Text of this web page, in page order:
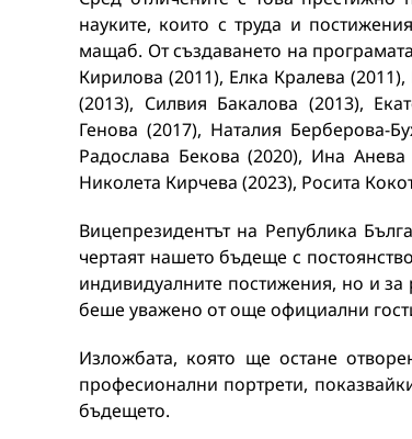
науките, които с труда и
мащаб. От създаването на
Кирилова (2011), Елка Кралева
(2013), Силвия Бакалова (2013),
Генова (2017), Наталия Берберова-
Радослава Бекова (2020), Ина
Николета Кирчева (2023), Росита
Вицепрезидентът на Република
чертаят нашето бъдеще с
индивидуалните постижения, но и за
беше уважено от още официални
Изложбата, която ще остане
професионални портрети,
бъдещето.